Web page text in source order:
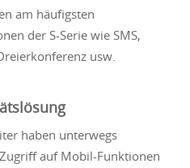
am häufigsten
der S-Serie wie SMS,
usw.
haben unterwegs
auf Mobil-Funktionen